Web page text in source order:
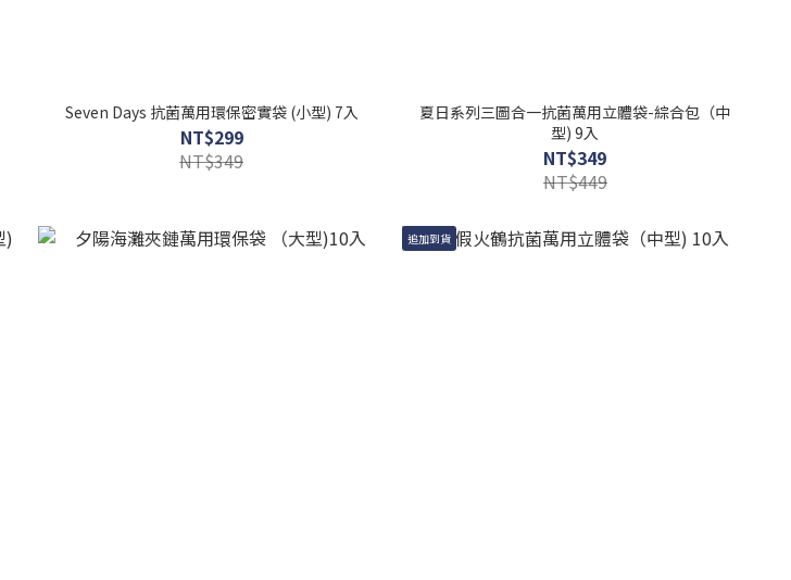
Seven Days 抗菌萬用環保密實袋 (小型) 7入
NT$299
NT$349
夏日系列三圖合一抗菌萬用立體袋-綜合包（中
型) 9入
NT$349
NT$449
追加到貨